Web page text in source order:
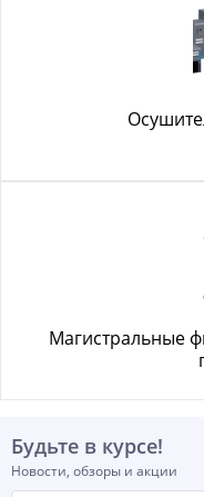
Магистральные
Будьте в курсе!
Новости, обзоры и акции